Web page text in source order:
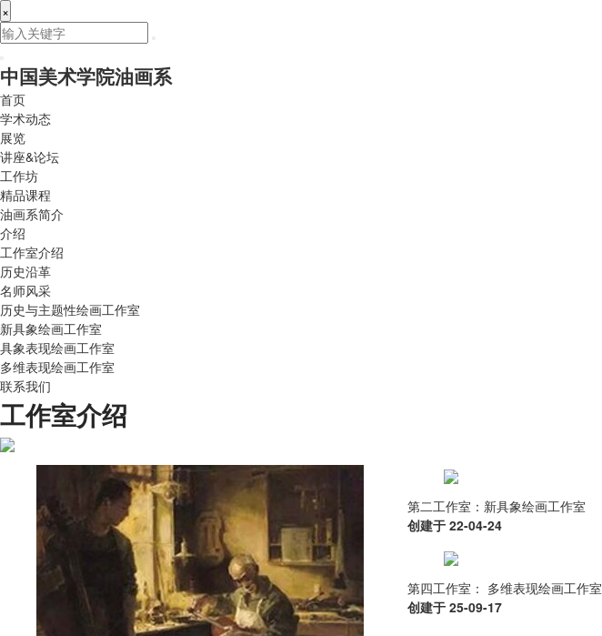
×
中国美术学院油画系
首页
学术动态
展览
讲座&论坛
工作坊
精品课程
油画系简介
介绍
工作室介绍
历史沿革
名师风采
历史与主题性绘画工作室
新具象绘画工作室
具象表现绘画工作室
多维表现绘画工作室
联系我们
工作室介绍
第二工作室：新具象绘画工作室
创建于 22-04-24
第四工作室： 多维表现绘画工作室
创建于 25-09-17